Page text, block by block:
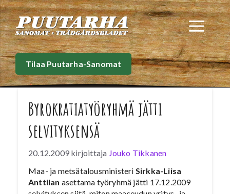
Siirry
sisältöön
Tilaa Puutarha-Sanomat
Byrokratiatyöryhmä jätti
selvityksensä
20.12.2009 kirjoittaja Jouko Tikkanen
Maa- ja metsätalousministeri Sirkka-Liisa
Anttilan asettama työryhmä jätti 17.12.2009